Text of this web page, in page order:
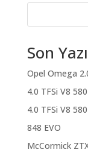
Son
Opel Omega
4.0 TFSi V8 580
4.0 TFSi V8
848 EVO
McCormick